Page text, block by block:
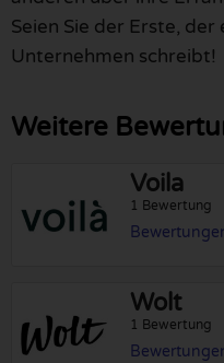
Seien Sie der Erste,
Unternehmen schreibt!
Weitere
Voila
1 Bewertung
Wolt
1 Bewertung